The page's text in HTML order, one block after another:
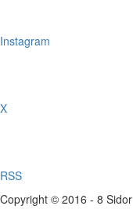
Instagram
X
RSS
Copyright © 2016 - 8 Sidor